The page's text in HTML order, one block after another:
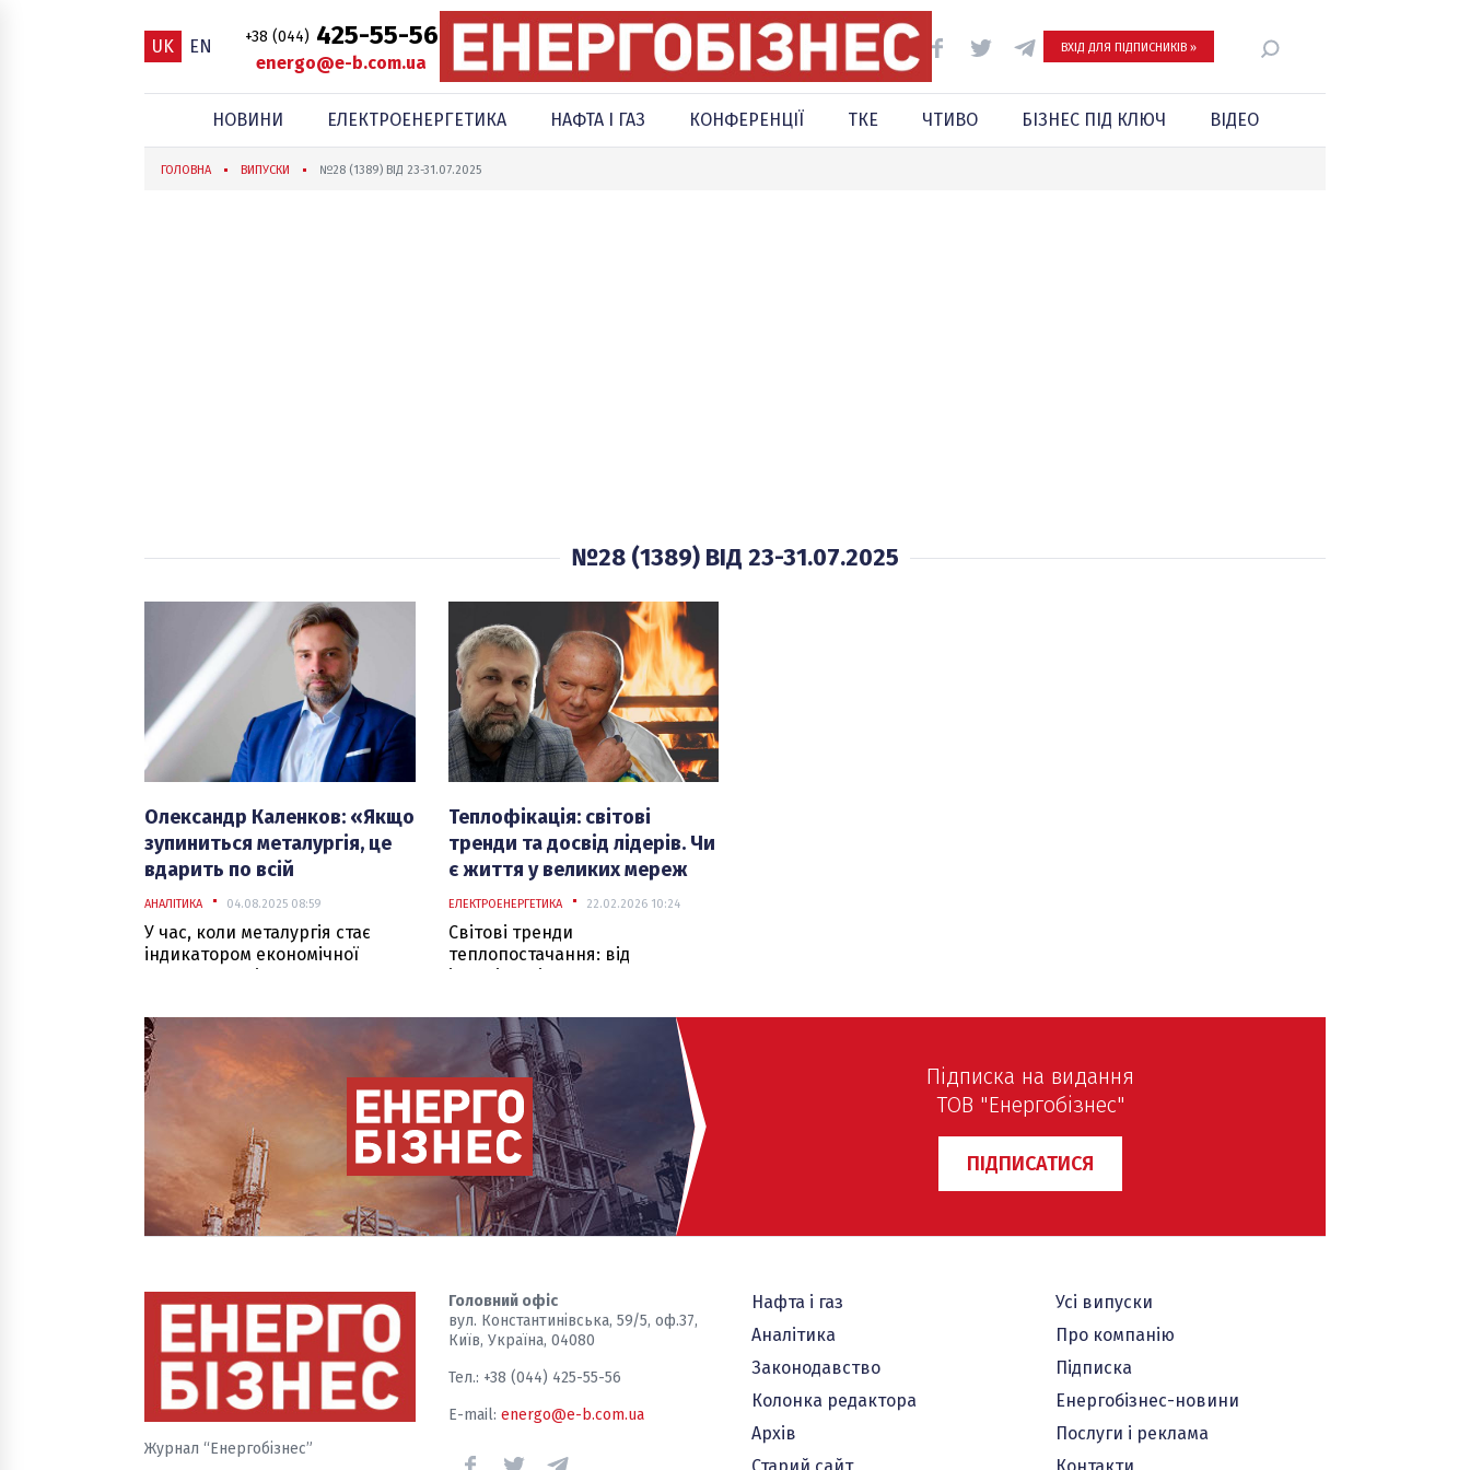
UK EN +38 (044) 425-55-56
energo@e-b.com.ua
ВХІД ДЛЯ ПІДПИСНИКІВ »
НОВИНИ ЕЛЕКТРОЕНЕРГЕТИКА НАФТА І ГАЗ КОНФЕРЕНЦІЇ ТКЕ ЧТИВО БІЗНЕС ПІД КЛЮЧ ВІДЕО
ГОЛОВНА ВИПУСКИ №28 (1389) ВІД 23-31.07.2025
№28 (1389) ВІД 23-31.07.2025
Олександр Каленков: «Якщо
зупиниться металургія, це
вдарить по всій
енергетичній
інфраструктурі країни»
АНАЛІТИКА 04.08.2025 08:59
У час, коли металургія стає
індикатором економічної
взаємодія між цими сферами
має стратегічне значення. В
інтервʼю «ЕнергоБізнесу»
президент
Олександр Каленков розповів,
як галузь виживає під час
війни, чому доступ до
електроенергії — питання
безпеки, та яким він бачить
шлях до модернізації:
Теплофікація: світові
тренди та досвід лідерів. Чи
є життя у великих мереж
після газу? Ч.2.
ЕЛЕКТРОЕНЕРГЕТИКА 22.02.2026 10:24
Світові тренди
теплопостачання: від
атомного тепла Китаю.
Аналізуємо досвід лідерів для
майбутнього України.
Підписка на видання
ТОВ "Енергобізнес"
ПІДПИСАТИСЯ
Журнал “Енергобізнес”
Головний офіс
вул. Константинівська, 59/5, оф.37,
Київ, Україна, 04080
Тел.: +38 (044) 425-55-56
E-mail: energo@e-b.com.ua
Нафта і газ
Аналітика
Законодавство
Колонка редактора
Архів
Усі випуски
Про компанію
Підписка
Енергобізнес-новини
Послуги і реклама